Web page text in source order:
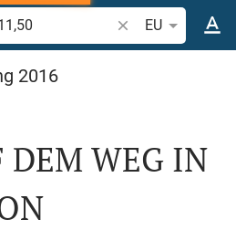
Bibelstelle oder
EU
2016
DEM WEG IN